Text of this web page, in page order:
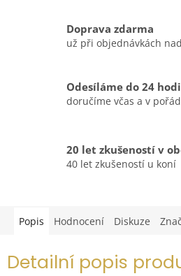
Doprava zdarma
už při objednávkách
Odesíláme do 24
doručíme včas a v
20 let zkušeností v
40 let zkušeností u koní
Popis Hodnocení Diskuze
Detailní popis